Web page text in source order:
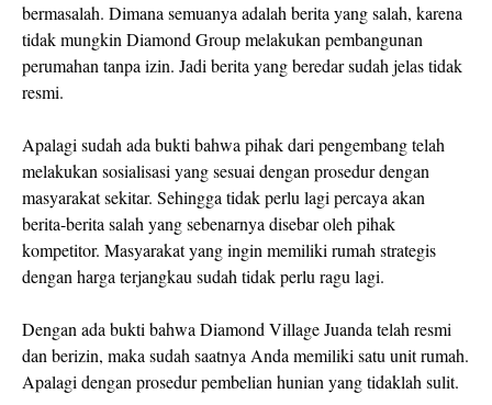
bermasalah. Dimana semuanya adalah berita yang salah, karena
tidak mungkin Diamond Group melakukan pembangunan
perumahan tanpa izin. Jadi berita yang beredar sudah jelas tidak
resmi.
Apalagi sudah ada bukti bahwa pihak dari pengembang telah
melakukan sosialisasi yang sesuai dengan prosedur dengan
masyarakat sekitar. Sehingga tidak perlu lagi percaya akan
berita-berita salah yang sebenarnya disebar oleh pihak
kompetitor. Masyarakat yang ingin memiliki rumah strategis
dengan harga terjangkau sudah tidak perlu ragu lagi.
Dengan ada bukti bahwa Diamond Village Juanda telah resmi
dan berizin, maka sudah saatnya Anda memiliki satu unit rumah.
Apalagi dengan prosedur pembelian hunian yang tidaklah sulit.